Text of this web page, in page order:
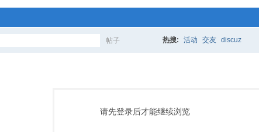
帖子
索
热搜: 活动 交友 discuz
请先登录后才能继续浏览